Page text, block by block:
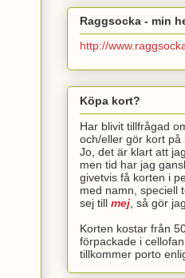
Raggsocka - min
http://
Köpa kort?
Har blivit tillfrågad
och/eller gör kort på
Jo, det är klart att
men tid har jag
givetvis få korten i
med namn, speciell
sej till mej , så gör
Korten kostar från
förpackade i
tillkommer porto